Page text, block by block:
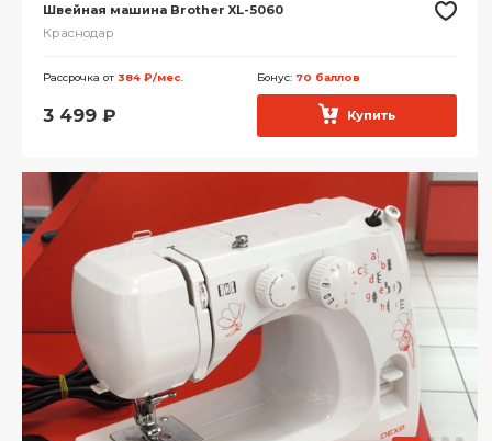
Швейная машина Brother XL-5060
Краснодар
Рассрочка от 384 ₽/мес. Бонус: 70 баллов
3 499 ₽ Купить